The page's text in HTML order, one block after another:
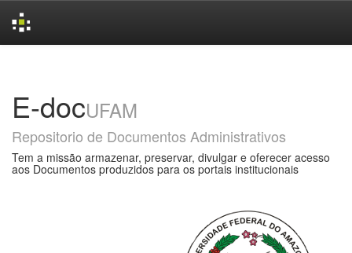
E-docUFAM
Repositorio de Documentos Administrativos
Tem a missão armazenar, preservar, divulgar e oferecer acesso
aos Documentos produzidos para os portais institucionais